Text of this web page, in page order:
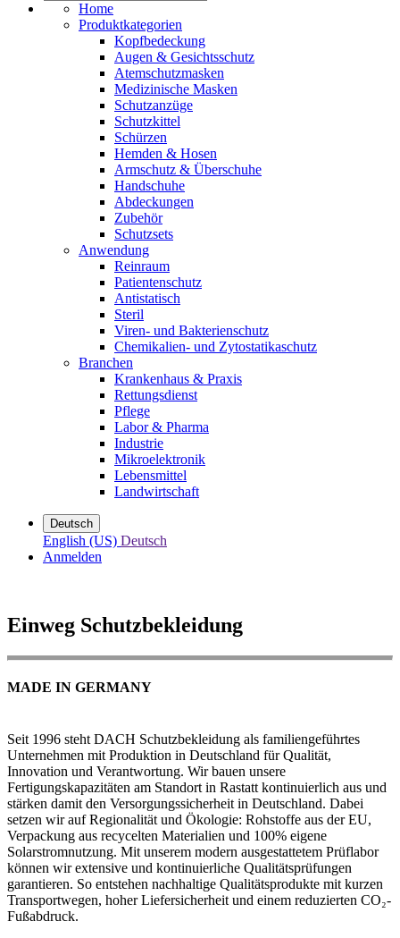
Home
Produktkategorien
Kopfbedeckung
Augen & Gesichtsschutz
Atemschutzmasken
Medizinische Masken
Schutzanzüge
Schutzkittel
Schürzen
Hemden & Hosen
Armschutz & Überschuhe
Handschuhe
Abdeckungen
Zubehör
Schutzsets
Anwendung
Reinraum
Patientenschutz
Antistatisch
Steril
Viren- und Bakterienschutz
Chemikalien- und Zytostatikaschutz
Branchen
Krankenhaus & Praxis
Rettungsdienst
Pflege
Labor & Pharma
Industrie
Mikroelektronik
Lebensmittel
Landwirtschaft
Deutsch
English (US) Deutsch
Anmelden
Einweg Schutzbekleidung
MADE IN GERMANY
Seit 1996 steht DACH Schutzbekleidung als familiengeführtes
Unternehmen mit Produktion in Deutschland für Qualität,
Innovation und Verantwortung. Wir bauen unsere
Fertigungskapazitäten am Standort in Rastatt kontinuierlich aus und
stärken damit den Versorgungssicherheit in Deutschland. Dabei
setzen wir auf Regionalität und Ökologie: Rohstoffe aus der EU,
Verpackung aus recycelten Materialien und 100% eigene
Solarstromnutzung. Mit unserem modern ausgestattetem Prüflabor
können wir extensive und kontinuierliche Qualitätsprüfungen
garantieren. So entstehen nachhaltige Qualitätsprodukte mit kurzen
Transportwegen, hoher Liefersicherheit und einem reduzierten CO₂-
Fußabdruck.